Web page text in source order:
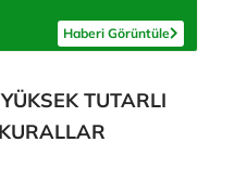
Haberi Görüntüle
TUTARLI